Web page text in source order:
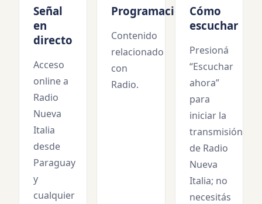
Señal
en
directo
Acceso
online a
Radio
Nueva
Italia
desde
Paraguay
y
cualquier
Programación
Contenido
relacionado
con
Radio.
Cómo
escuchar
Presioná
“Escuchar
ahora”
para
iniciar la
transmisión
de Radio
Nueva
Italia; no
necesitás